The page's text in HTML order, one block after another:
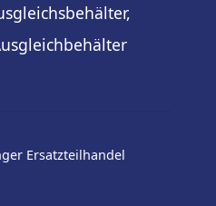
Ersatzteilhandel